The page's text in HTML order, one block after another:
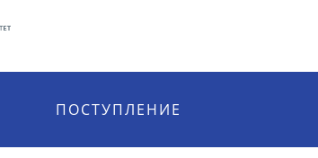
ПОСТУПЛЕНИЕ